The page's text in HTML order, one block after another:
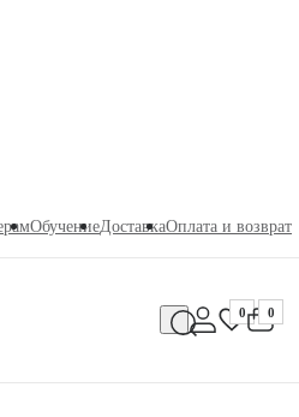
ОбучениеДоставкаОплата и возврат
0 0